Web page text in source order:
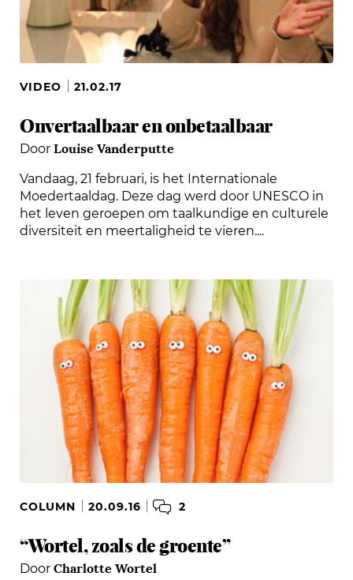
VIDEO 21.02.17
Onvertaalbaar en onbetaalbaar
Door Louise Vanderputte
Vandaag, 21 februari, is het Internationale
Moedertaaldag. Deze dag werd door UNESCO in
het leven geroepen om taalkundige en culturele
diversiteit en meertaligheid te vieren....
COLUMN 20.09.16 2
“Wortel, zoals de groente”
Door Charlotte Wortel